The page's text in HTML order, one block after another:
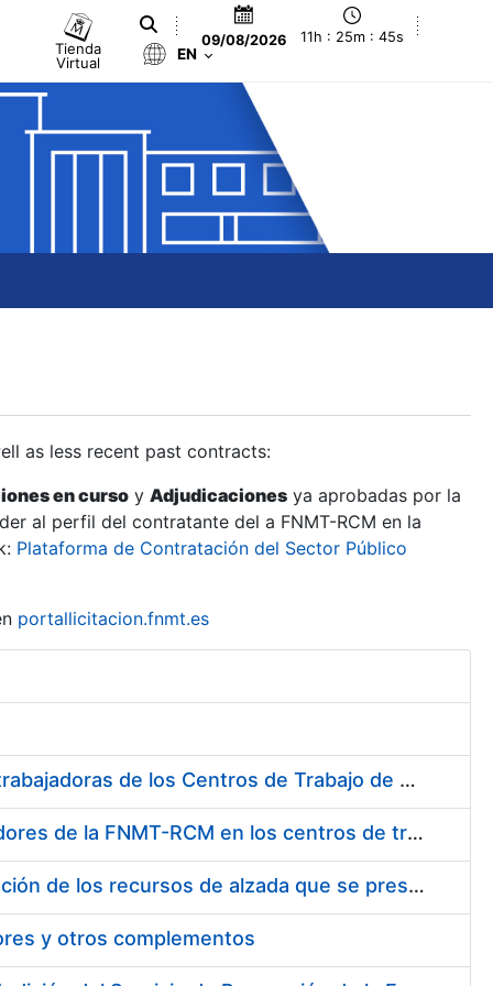
Tienda
Virtual
09/08/2026 11h : 25m : 46s
EN
as less recent past contracts:
en curso y Adjudicaciones ya aprobadas por la
al perfil del contratante del a FNMT-RCM en la
Plataforma de Contratación del Sector Público
portallicitacion.fnmt.es
Suministro de Protectores Auditivos a medida para las personas trabajadoras de los Centros de Trabajo de Madrid y Burgos
Suministro de gafas graduadas antiproyecciones para los trabajadores de la FNMT-RCM en los centros de trabajo de Madrid y Burgos
Servicios de una empresa externa para el asesoramiento y resolución de los recursos de alzada que se presentan relacionados con procesos de selección para la FNMT-RCM
y otros complementos